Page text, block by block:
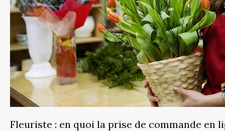
Fleuriste : en quoi la prise de commande en